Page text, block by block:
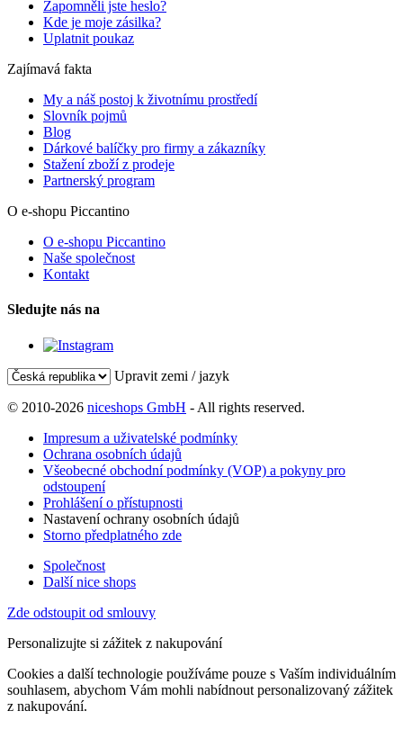
Zapomněli jste heslo?
Kde je moje zásilka?
Uplatnit poukaz
Zajímavá fakta
My a náš postoj k životnímu prostředí
Slovník pojmů
Blog
Dárkové balíčky pro firmy a zákazníky
Stažení zboží z prodeje
Partnerský program
O e-shopu Piccantino
O e-shopu Piccantino
Naše společnost
Kontakt
Sledujte nás na
Upravit zemi / jazyk
© 2010-2026 niceshops GmbH - All rights reserved.
Impresum a uživatelské podmínky
Ochrana osobních údajů
Všeobecné obchodní podmínky (VOP) a pokyny pro
odstoupení
Prohlášení o přístupnosti
Nastavení ochrany osobních údajů
Storno předplatného zde
Společnost
Další nice shops
Zde odstoupit od smlouvy
Personalizujte si zážitek z nakupování
Cookies a další technologie používáme pouze s Vaším individuálním
souhlasem, abychom Vám mohli nabídnout personalizovaný zážitek
z nakupování.